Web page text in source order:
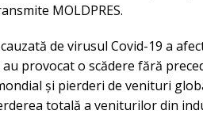
MOLDPRES.
de virusul Covid-19 a
provocat o scădere fără
și pierderi de venituri
totală a veniturilor din